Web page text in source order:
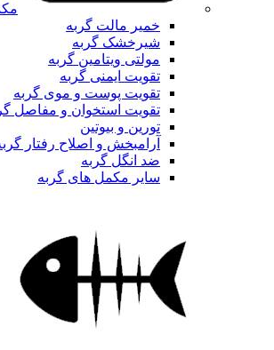
خمیر مالت گربه
شیرخشک گربه
مولتی ویتامین گربه
تقویت ایمنی گربه
تقویت پوست و موی گربه
تقویت استخوان و مفاصل
تورین و بیوتین
آرامبخش و اصلاح رفتار
ضد انگل گربه
سایر مکمل های گربه